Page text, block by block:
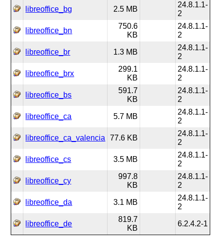
libreoffice_bg 2.5 MB
24.8.1.1-
2
libreoffice_bn
750.6
KB
24.8.1.1-
2
libreoffice_br 1.3 MB
24.8.1.1-
2
libreoffice_brx
299.1
KB
24.8.1.1-
2
libreoffice_bs
591.7
KB
24.8.1.1-
2
libreoffice_ca 5.7 MB
24.8.1.1-
2
libreoffice_ca_valencia 77.6 KB
24.8.1.1-
2
libreoffice_cs 3.5 MB
24.8.1.1-
2
libreoffice_cy
997.8
KB
24.8.1.1-
2
libreoffice_da 3.1 MB
24.8.1.1-
2
libreoffice_de
819.7
KB
6.2.4.2-1